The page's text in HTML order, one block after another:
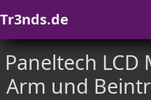
Tr3nds.de
Paneltech
Arm und